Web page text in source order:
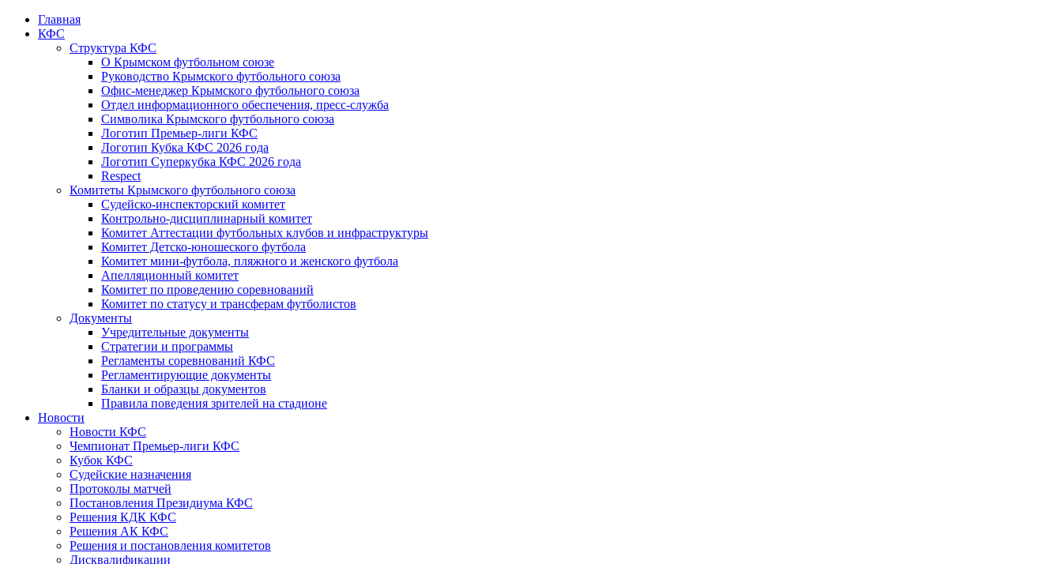
Главная
КФС
Структура КФС
О Крымском футбольном союзе
Руководство Крымского футбольного союза
Офис-менеджер Крымского футбольного союза
Отдел информационного обеспечения, пресс-служба
Символика Крымского футбольного союза
Логотип Премьер-лиги КФС
Логотип Кубка КФС 2026 года
Логотип Суперкубка КФС 2026 года
Respect
Комитеты Крымского футбольного союза
Судейско-инспекторский комитет
Контрольно-дисциплинарный комитет
Комитет Аттестации футбольных клубов и инфраструктуры
Комитет Детско-юношеского футбола
Комитет мини-футбола, пляжного и женского футбола
Апелляционный комитет
Комитет по проведению соревнований
Комитет по статусу и трансферам футболистов
Документы
Учредительные документы
Стратегии и программы
Регламенты соревнований КФС
Регламентирующие документы
Бланки и образцы документов
Правила поведения зрителей на стадионе
Новости
Новости КФС
Чемпионат Премьер-лиги КФС
Кубок КФС
Судейские назначения
Протоколы матчей
Постановления Президиума КФС
Решения КДК КФС
Решения АК КФС
Решения и постановления комитетов
Дисквалификации